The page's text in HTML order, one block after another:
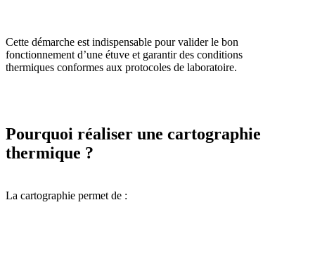
Cette démarche est indispensable pour valider le bon
fonctionnement d’une étuve et garantir des conditions
thermiques conformes aux protocoles de laboratoire.
Pourquoi réaliser une cartographie
thermique ?
La cartographie permet de :